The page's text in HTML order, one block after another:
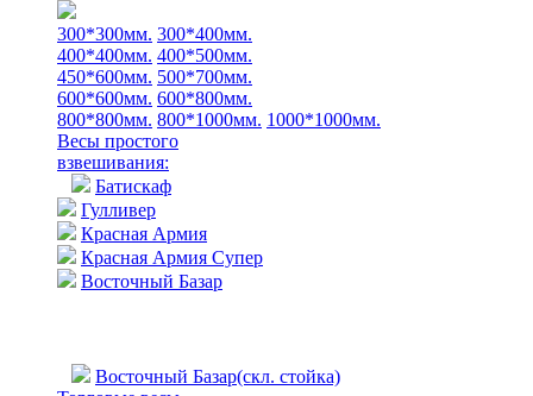
300*300мм. 300*400мм.
400*400мм. 400*500мм.
450*600мм. 500*700мм.
600*600мм. 600*800мм.
800*800мм. 800*1000мм. 1000*1000мм.
Весы простого
взвешивания:
Батискаф
Гулливер
Красная Армия
Красная Армия Супер
Восточный Базар
Восточный Базар(скл. стойка)